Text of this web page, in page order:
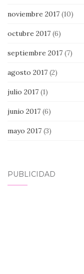
noviembre 2017 (10)
octubre 2017 (6)
septiembre 2017 (7)
agosto 2017 (2)
julio 2017 (1)
junio 2017 (6)
mayo 2017 (3)
PUBLICIDAD